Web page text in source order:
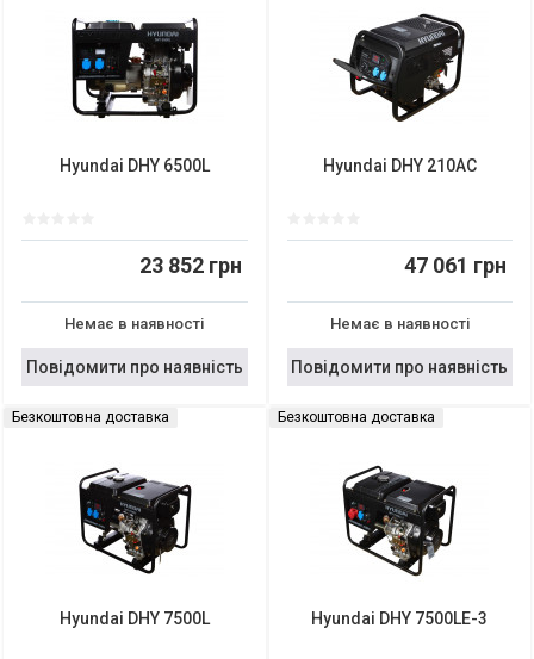
Hyundai DHY 6500L
23 852 грн
Немає в наявності
Повідомити про наявність
Hyundai DHY 210AC
47 061 грн
Немає в наявності
Повідомити про наявність
Безкоштовна доставка
Hyundai DHY 7500L
Безкоштовна доставка
Hyundai DHY 7500LE-3